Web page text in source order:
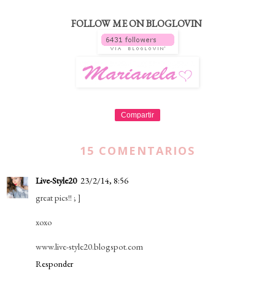
FOLLOW ME ON BLOGLOVIN
Compartir
15 COMENTARIOS
Live-Style20 23/2/14, 8:56
great pics!! ; ]
xoxo
www.live-style20.blogspot.com
Responder